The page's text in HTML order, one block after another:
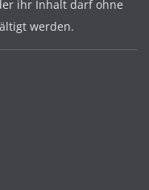
ihr Inhalt darf ohne
werden.